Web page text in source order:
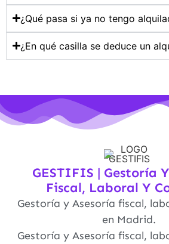
¿Qué pasa si ya no tengo
¿En qué casilla se deduce un
GESTIFIS | Gestoría
Fiscal, Laboral Y
Gestoría y Asesoría fiscal,
en Madrid.
Gestoría y Asesoría fiscal,